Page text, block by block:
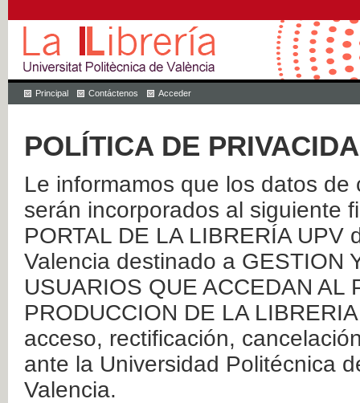
Principal Contáctenos Acceder
POLÍTICA DE
Le informamos que los datos
serán incorporados al siguiente
PORTAL DE LA LIBRERÍA
Valencia destinado a GESTION
USUARIOS QUE ACCEDAN AL
PRODUCCION DE LA
acceso, rectificación,
ante la Universidad Politécnica
Valencia.